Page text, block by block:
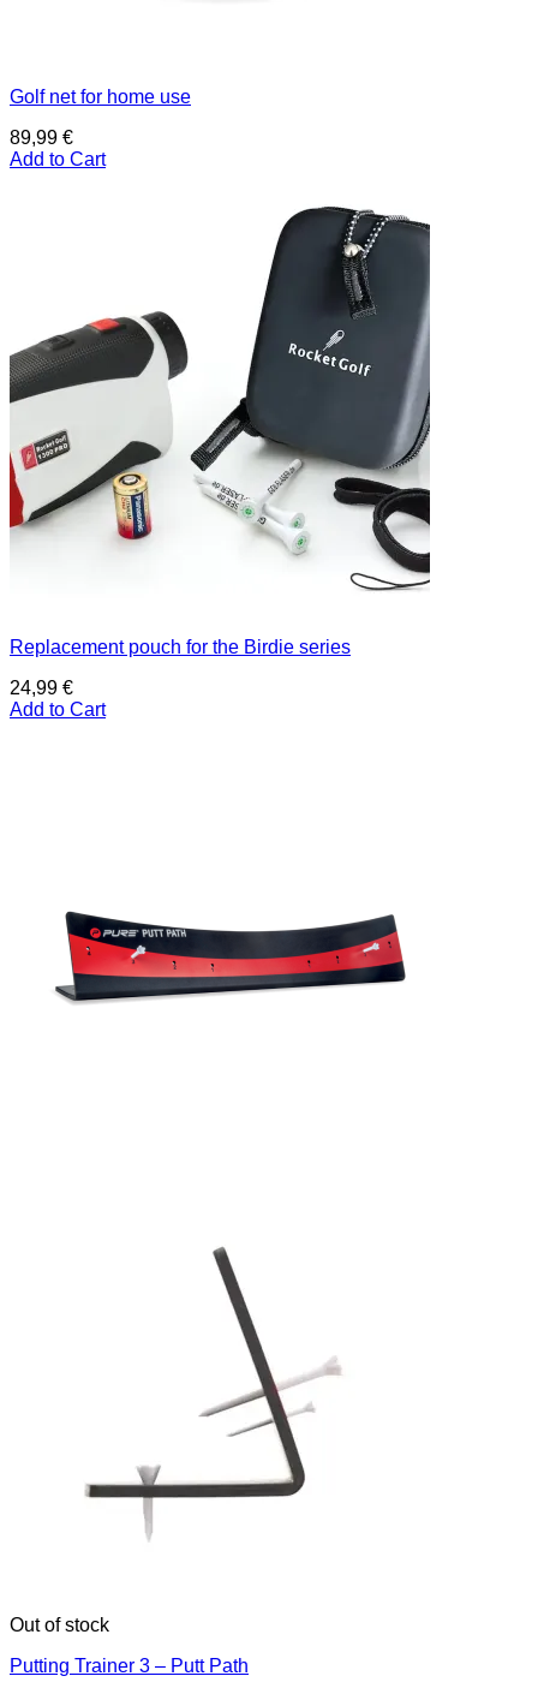
Golf net for home use
89,99 €
Add to Cart
Replacement pouch for the Birdie series
24,99 €
Add to Cart
Out of stock
Putting Trainer 3 – Putt Path